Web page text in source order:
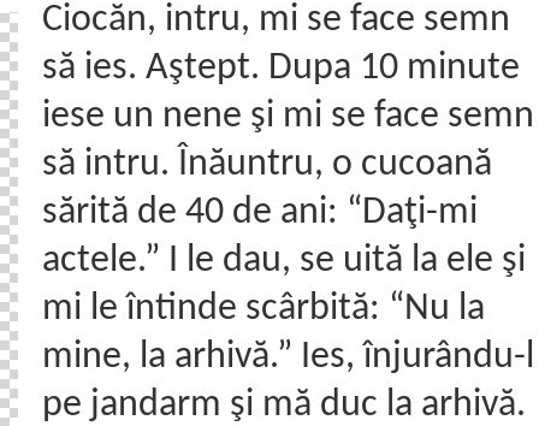
Ciocăn, intru, mi se face semn
să ies. Aştept. Dupa 10 minute
iese un nene şi mi se face semn
să intru. Înăuntru, o cucoană
sărită de 40 de ani: “Daţi-mi
actele.” I le dau, se uită la ele şi
mi le întinde scârbită: “Nu la
mine, la arhivă.” Ies, înjurându-l
pe jandarm şi mă duc la arhivă.